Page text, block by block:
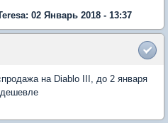
02 Январь 2018 - 13:37
на Diablo III, до 2 января